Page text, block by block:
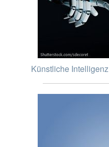
Künstliche